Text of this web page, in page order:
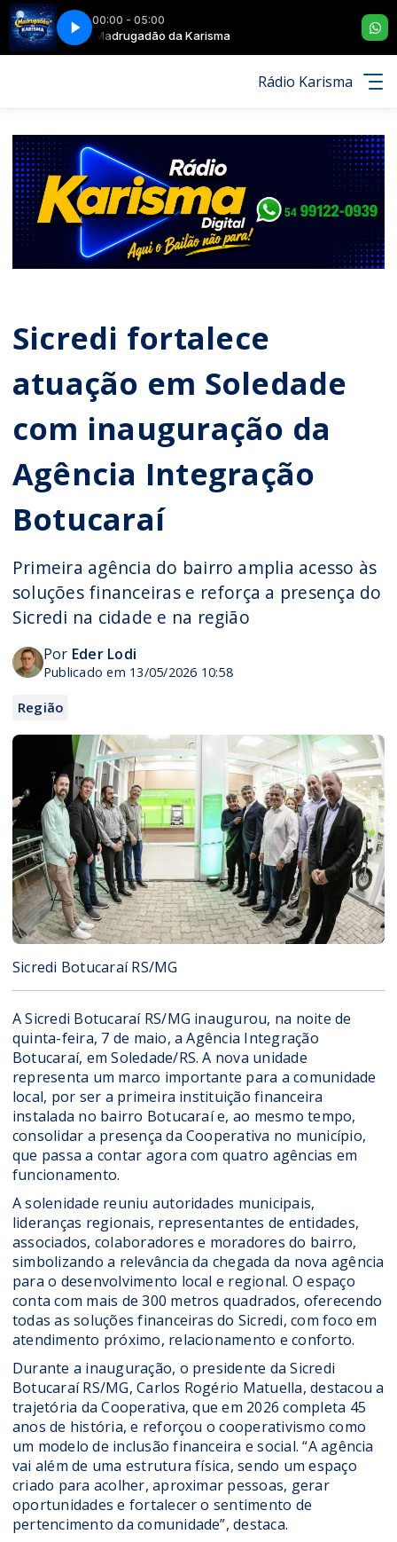
00:00 - 05:00
Madrugadão da Karisma
AMANTE ALMA LATINA - NÃO SERVE PARA SER AMANTE
Rádio Karisma
Sicredi fortalece
atuação em Soledade
com inauguração da
Agência Integração
Botucaraí
Primeira agência do bairro amplia acesso às
soluções financeiras e reforça a presença do
Sicredi na cidade e na região
Por Eder Lodi
Publicado em 13/05/2026 10:58
Região
Sicredi Botucaraí RS/MG
A Sicredi Botucaraí RS/MG inaugurou, na noite de
quinta-feira, 7 de maio, a Agência Integração
Botucaraí, em Soledade/RS. A nova unidade
representa um marco importante para a comunidade
local, por ser a primeira instituição financeira
instalada no bairro Botucaraí e, ao mesmo tempo,
consolidar a presença da Cooperativa no município,
que passa a contar agora com quatro agências em
funcionamento.
A solenidade reuniu autoridades municipais,
lideranças regionais, representantes de entidades,
associados, colaboradores e moradores do bairro,
simbolizando a relevância da chegada da nova agência
para o desenvolvimento local e regional. O espaço
conta com mais de 300 metros quadrados, oferecendo
todas as soluções financeiras do Sicredi, com foco em
atendimento próximo, relacionamento e conforto.
Durante a inauguração, o presidente da Sicredi
Botucaraí RS/MG, Carlos Rogério Matuella, destacou a
trajetória da Cooperativa, que em 2026 completa 45
anos de história, e reforçou o cooperativismo como
um modelo de inclusão financeira e social. “A agência
vai além de uma estrutura física, sendo um espaço
criado para acolher, aproximar pessoas, gerar
oportunidades e fortalecer o sentimento de
pertencimento da comunidade”, destaca.